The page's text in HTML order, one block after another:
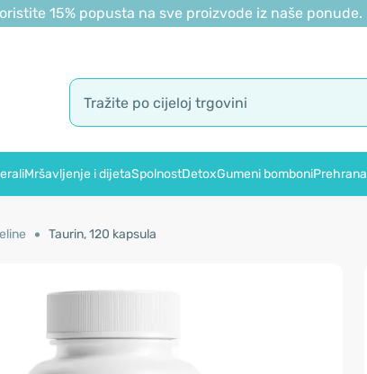
15% popusta na sve proizvode iz naše ponude.
Mršavljenje i dijetaSpolnostDetoxGumeni bomboniPrehrana
Taurin, 120 kapsula